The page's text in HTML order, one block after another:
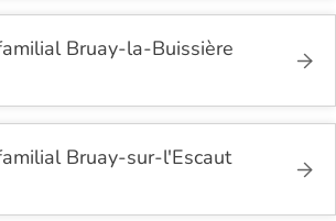
Bruay-la-Buissière
Bruay-sur-l'Escaut